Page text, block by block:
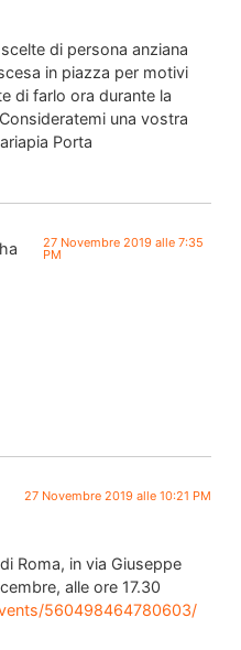
di persona anziana
in piazza per motivi
di farlo ora durante la
una vostra
Porta
ha
27 Novembre 2019 alle 7:35
PM
27 Novembre 2019 alle 10:21 PM
Roma, in via Giuseppe
alle ore 17.30
560498464780603/